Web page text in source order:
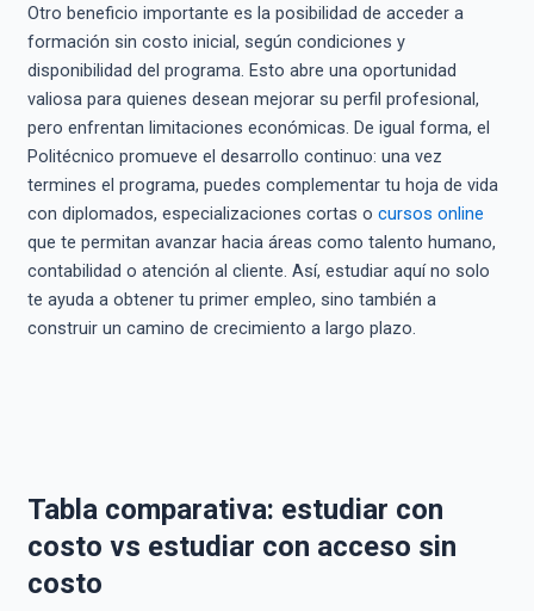
Otro beneficio importante es la posibilidad de acceder a
formación sin costo inicial, según condiciones y
disponibilidad del programa. Esto abre una oportunidad
valiosa para quienes desean mejorar su perfil profesional,
pero enfrentan limitaciones económicas. De igual forma, el
Politécnico promueve el desarrollo continuo: una vez
termines el programa, puedes complementar tu hoja de vida
con diplomados, especializaciones cortas o cursos online
que te permitan avanzar hacia áreas como talento humano,
contabilidad o atención al cliente. Así, estudiar aquí no solo
te ayuda a obtener tu primer empleo, sino también a
construir un camino de crecimiento a largo plazo.
Tabla comparativa: estudiar con
costo vs estudiar con acceso sin
costo